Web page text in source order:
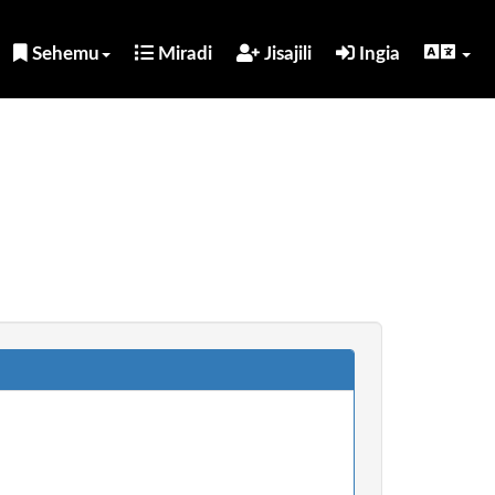
Sehemu Miradi Jisajili Ingia